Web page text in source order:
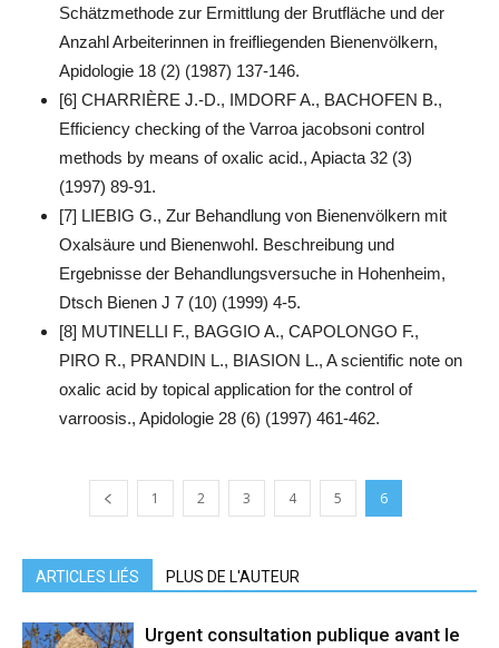
Schätzmethode zur Ermittlung der Brutfläche und der
Anzahl Arbeiterinnen in freifliegenden Bienenvölkern,
Apidologie 18 (2) (1987) 137-146.
[6] CHARRIÈRE J.-D., IMDORF A., BACHOFEN B.,
Efficiency checking of the Varroa jacobsoni control
methods by means of oxalic acid., Apiacta 32 (3)
(1997) 89-91.
[7] LIEBIG G., Zur Behandlung von Bienenvölkern mit
Oxalsäure und Bienenwohl. Beschreibung und
Ergebnisse der Behandlungsversuche in Hohenheim,
Dtsch Bienen J 7 (10) (1999) 4-5.
[8] MUTINELLI F., BAGGIO A., CAPOLONGO F.,
PIRO R., PRANDIN L., BIASION L., A scientific note on
oxalic acid by topical application for the control of
varroosis., Apidologie 28 (6) (1997) 461-462.
1 2 3 4 5 6
ARTICLES LIÉS PLUS DE L'AUTEUR
Urgent consultation publique avant le